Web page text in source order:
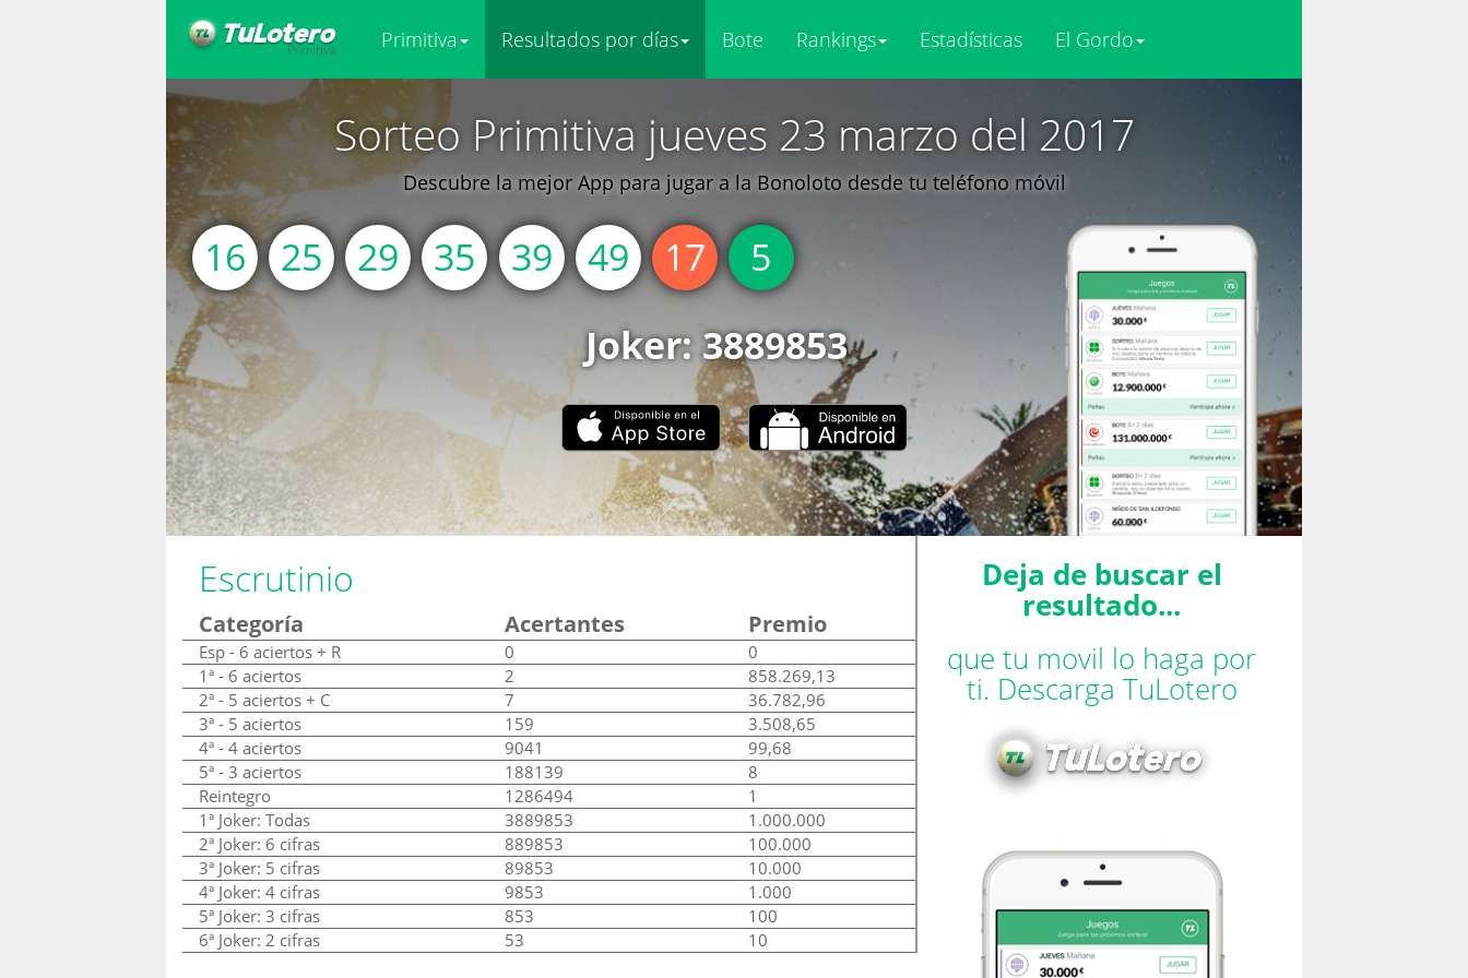
Primitiva Resultados por días Bote Rankings Estadísticas El Gordo
Sorteo Primitiva jueves 23 marzo del 2017
Descubre la mejor App para jugar a la Bonoloto desde tu teléfono móvil
16 25 29 35 39 49 17
5
Joker: 3889853
Escrutinio
Categoría Acertantes Premio
Esp - 6 aciertos + R 0
0
1ª - 6 aciertos
2
858.269,13
2ª - 5 aciertos + C
7
36.782,96
3ª - 5 aciertos
159
3.508,65
4ª - 4 aciertos
9041
99,68
5ª - 3 aciertos
188139
8
Reintegro
1286494
1
1ª Joker: Todas
3889853
1.000.000
2ª Joker: 6 cifras
889853
100.000
3ª Joker: 5 cifras
89853
10.000
4ª Joker: 4 cifras
9853
1.000
5ª Joker: 3 cifras
853
100
6ª Joker: 2 cifras
53 10
Deja de buscar el
resultado...
que tu movil lo haga por
ti. Descarga TuLotero